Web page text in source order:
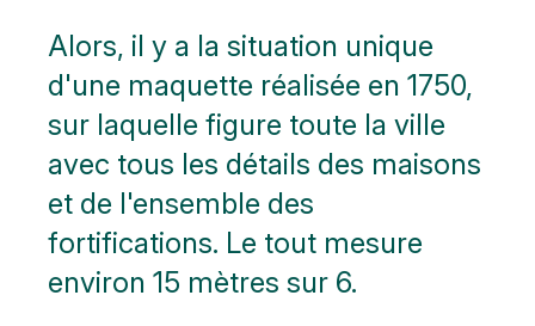
Alors, il y a la situation unique
d'une maquette réalisée en 1750,
sur laquelle figure toute la ville
avec tous les détails des maisons
et de l'ensemble des
fortifications. Le tout mesure
environ 15 mètres sur 6.